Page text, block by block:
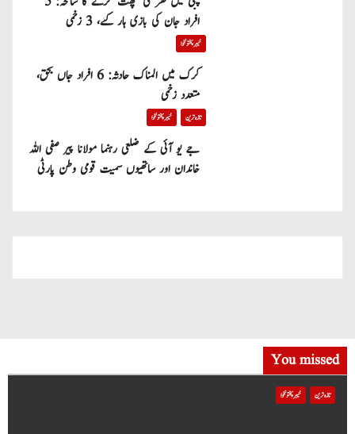
افراد جان کی بازی ہار گئے، 3 زخمی
خیبر پختونخوا
کرک میں المناک حادثہ: 6 افراد جاں بحق،
متعدد زخمی
تازہ ترین خیبر پختونخوا
جے یو آئی کے ضلعی رہنما مولانا پیر صفی اللہ
خاندان اور ساتھیوں سمیت قومی وطن پارٹی
You missed
تازہ ترین خیبر پختونخوا